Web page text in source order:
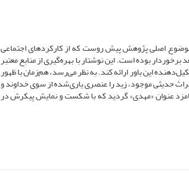
از سوی برخی از هواداران او، موضوع اصلی پژوهش پیش روست که از کارکردهای اجتماعی
بوده است. این نوشتار با بهره‌گیری از منابع معتبر
این باور ارائه کند. به نظر می‌رسد، هم‌زمان با ظهور
حدیثی موجود، زید را عنصری یاری‌شده از سوی خداوند و
عنوان «مهدی» گردید که با شکست و نمایش پیکرش در